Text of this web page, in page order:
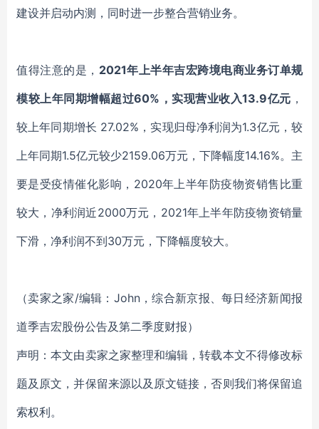
建设并启动内测，同时进一步整合营销业务。
值得注意的是， 2021年上半年吉宏跨境电商业务订单规
模较上年同期增幅超过60%，实现营业收入13.9亿元 ，
较上年同期增长 27.02%，实现归母净利润为1.3亿元，较
上年同期1.5亿元较少2159.06万元，下降幅度14.16%。主
要是受疫情催化影响，2020年上半年防疫物资销售比重
较大，净利润近2000万元，2021年上半年防疫物资销量
下滑，净利润不到30万元，下降幅度较大。
（卖家之家/编辑：John，综合新京报、每日经济新闻报
道季吉宏股份公告及第二季度财报）
声明：本文由卖家之家整理和编辑，转载本文不得修改标
题及原文，并保留来源以及原文链接，否则我们将保留追
索权利。